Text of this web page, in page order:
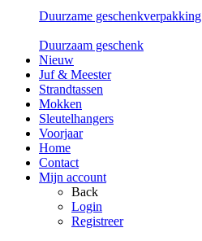
Duurzame geschenkverpakking
Duurzaam geschenk
Nieuw
Juf & Meester
Strandtassen
Mokken
Sleutelhangers
Voorjaar
Home
Contact
Mijn account
Back
Login
Registreer